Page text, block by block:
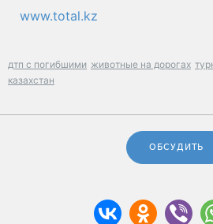
www.total.kz
дтп с погибшими животные на дорогах
казахстан
ОБСУДИТЬ